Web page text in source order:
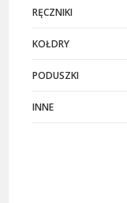
RĘCZNIKI
KOŁDRY
PODUSZKI
INNE